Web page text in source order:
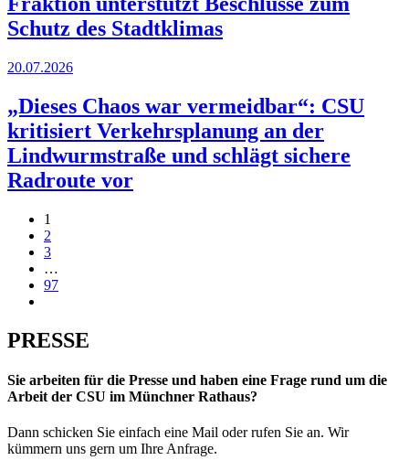
Schutz des Stadtklimas
20.07.2026
„Dieses Chaos war vermeidbar“: CSU
kritisiert Verkehrsplanung an der
Lindwurmstraße und schlägt sichere
Radroute vor
1
2
3
…
97
PRESSE
Sie arbeiten für die Presse und haben eine Frage rund um die
Arbeit der CSU im Münchner Rathaus?
Dann schicken Sie einfach eine Mail oder rufen Sie an. Wir
kümmern uns gern um Ihre Anfrage.